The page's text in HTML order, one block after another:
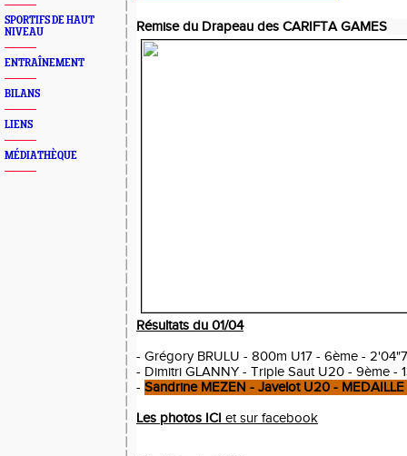
SPORTIFS DE HAUT
NIVEAU
ENTRAÎNEMENT
BILANS
LIENS
MÉDIATHÈQUE
Remise du Drapeau des CARIFTA GAMES
Résultats du 01/04
- Grégory BRULU - 800m U17 - 6ème -
- Dimitri GLANNY - Triple Saut U20 - 9ème -
- Sandrine MEZEN - Javelot U20 -
Les photos ICI et sur facebook